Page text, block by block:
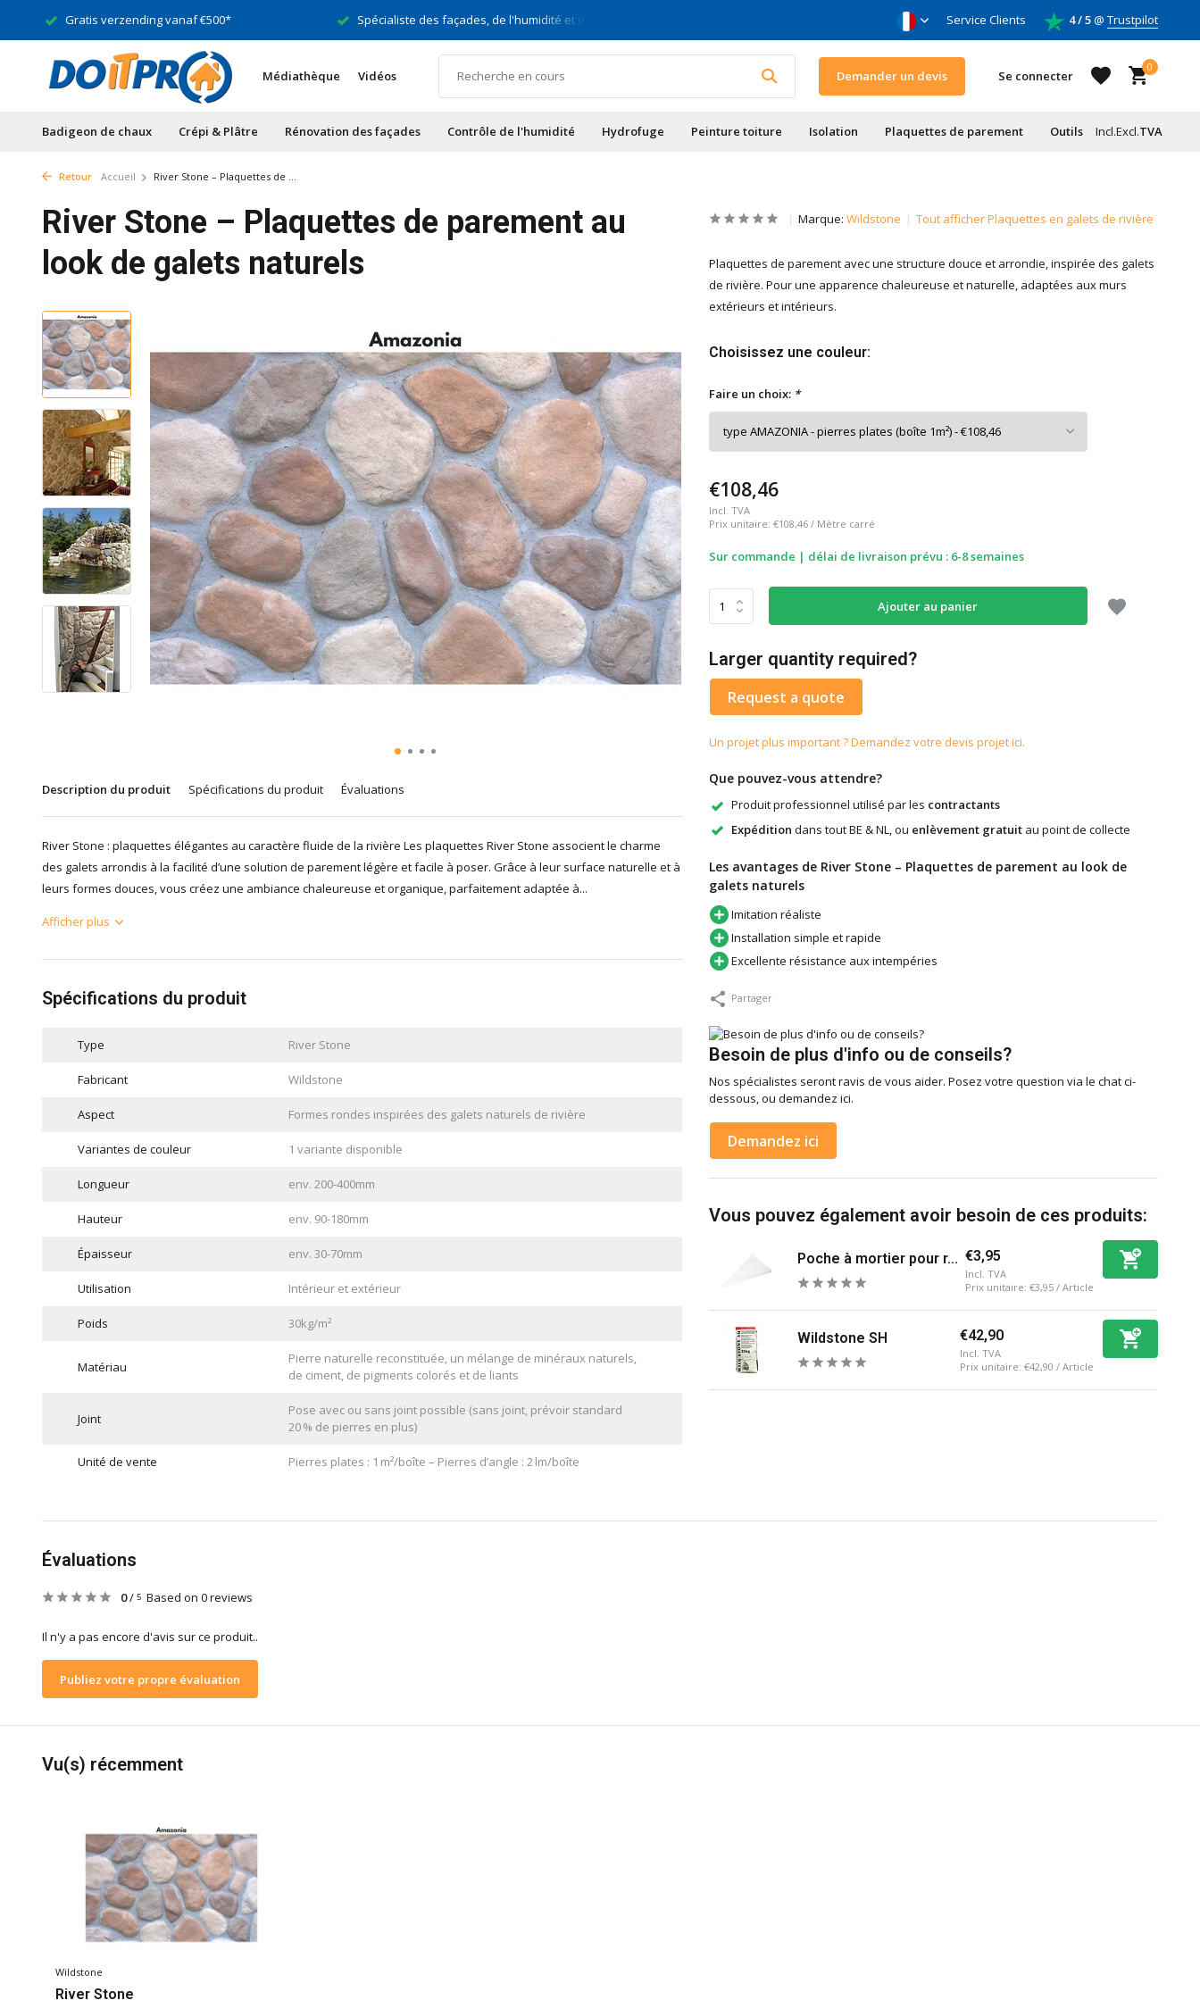
Gratis verzending vanaf €500* Spécialiste des façades, de l'humidité et des toits Pour bricoleurs & entrepreneurs Service Clients 4 / 5@ Trustpilot
Médiathèque Vidéos Demander un devis Se connecter
0
Badigeon de chaux Crépi & Plâtre Rénovation des façades Contrôle de l'humidité Hydrofuge Peinture toiture Isolation Plaquettes de parement Outils Incl.Excl.TVA
Retour Accueil River Stone – Plaquettes de ...
River Stone – Plaquettes de parement au
look de galets naturels
Description du produit Spécifications du produit Évaluations
River Stone : plaquettes élégantes au caractère fluide de la rivière Les plaquettes River Stone associent le charme
des galets arrondis à la facilité d’une solution de parement légère et facile à poser. Grâce à leur surface naturelle et à
leurs formes douces, vous créez une ambiance chaleureuse et organique, parfaitement adaptée à...
Afficher plus
Spécifications du produit
Type River Stone
Fabricant Wildstone
Aspect Formes rondes inspirées des galets naturels de rivière
Variantes de couleur 1 variante disponible
Longueur env. 200-400mm
Hauteur env. 90-180mm
Épaisseur env. 30-70mm
Utilisation Intérieur et extérieur
Poids 30kg/m²
Matériau
Pierre naturelle reconstituée, un mélange de minéraux naturels,
de ciment, de pigments colorés et de liants
Joint
Pose avec ou sans joint possible (sans joint, prévoir standard
20 % de pierres en plus)
Unité de vente Pierres plates : 1 m²/boîte – Pierres d’angle : 2 lm/boîte
Marque: Wildstone Tout afficher Plaquettes en galets de rivière
Plaquettes de parement avec une structure douce et arrondie, inspirée des galets
de rivière. Pour une apparence chaleureuse et naturelle, adaptées aux murs
extérieurs et intérieurs.
Choisissez une couleur:
Faire un choix: *
€108,46
Incl. TVA
Prix unitaire: €108,46/ Mètre carré
Sur commande | délai de livraison prévu : 6-8 semaines
Ajouter au panier
Larger quantity required?
Request a quote
Un projet plus important ? Demandez votre devis projet ici.
Que pouvez-vous attendre?
Produit professionnel utilisé par les contractants
Expédition dans tout BE & NL, ou enlèvement gratuitau point de collecte
Les avantages de River Stone – Plaquettes de parement au look de
galets naturels
Imitation réaliste
Installation simple et rapide
Excellente résistance aux intempéries
Partager
Besoin de plus d'info ou de conseils?
Nos spécialistes seront ravis de vous aider. Posez votre question via le chat ci-
dessous, ou demandez ici.
Demandez ici
Vous pouvez également avoir besoin de ces produits:
Poche à mortier pour r... €3,95
Incl. TVA
Prix unitaire: €3,95/ Article
Wildstone SH €42,90
Incl. TVA
Prix unitaire: €42,90 / Article
Évaluations
0/ 5 Based on 0 reviews
Il n'y a pas encore d'avis sur ce produit..
Publiez votre propre évaluation
Vu(s) récemment
Wildstone
River Stone